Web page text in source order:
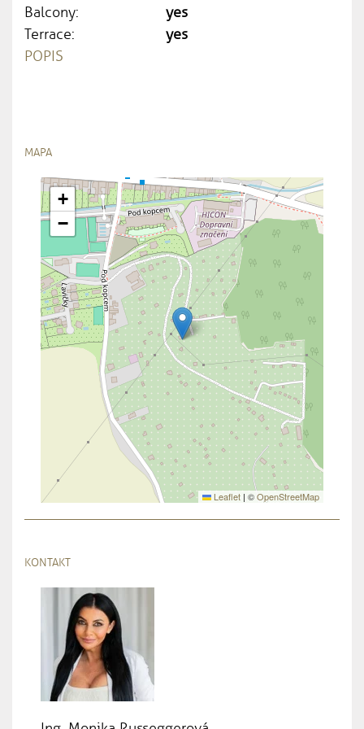
Balcony:
yes
Terrace:
yes
POPIS
MAPA
+
−
Leaflet | ©OpenStreetMap
KONTAKT